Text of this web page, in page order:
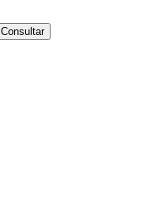
Consultar